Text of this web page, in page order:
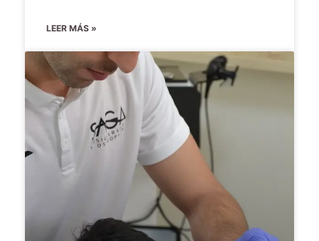
LEER MÁS »